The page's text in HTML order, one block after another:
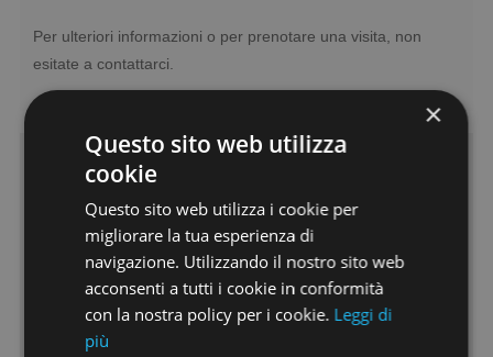
Per ulteriori informazioni o per prenotare una visita, non
esitate a contattarci.
Caratteristiche
Riscaldamento:Autonomo
Vani:7
Camere:2
Cucina: Abitabile
Piano:1
×
Questo sito web utilizza
cookie
Questo sito web utilizza i cookie per
migliorare la tua esperienza di
navigazione. Utilizzando il nostro sito web
acconsenti a tutti i cookie in conformità
con la nostra policy per i cookie. Leggi di
più